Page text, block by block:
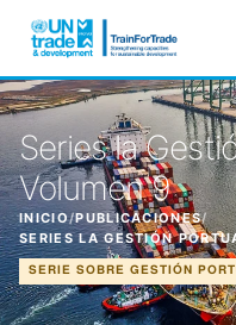
Series la
Volumen 9
INICIO/PUBLICACIONES/
SERIES LA GESTIÓN
SERIE SOBRE GESTIÓN